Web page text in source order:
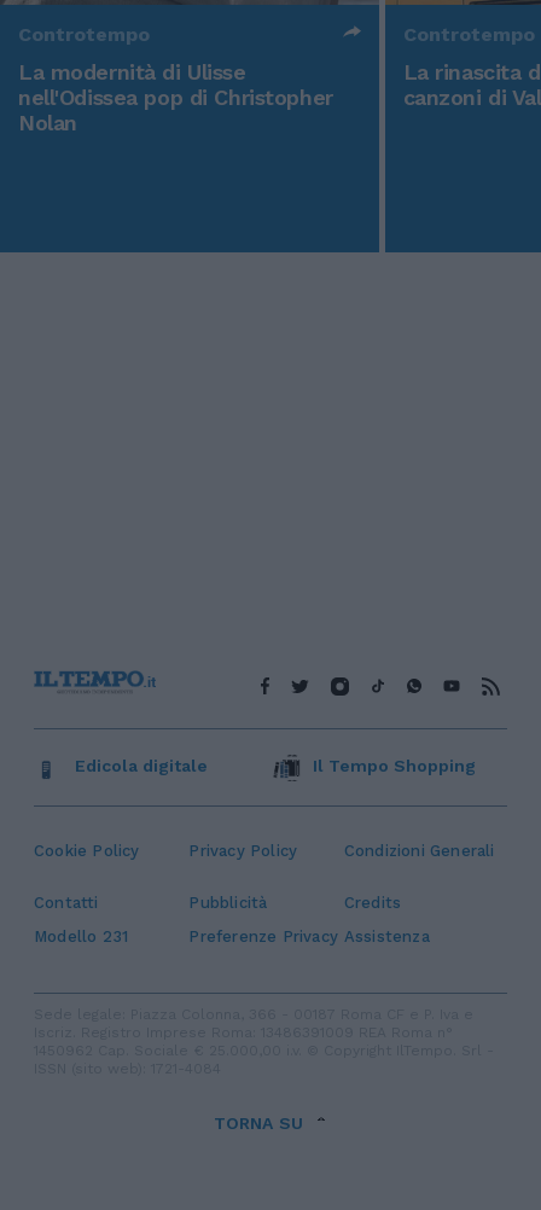
Controtempo
La modernità di Ulisse
nell'Odissea pop di Christopher
Nolan
Controtempo
La rinascita
canzoni di
Cookie Policy Privacy Policy Condizioni Generali
Contatti Pubblicità
Credits
Modello 231
Preferenze Privacy Assistenza
Edicola digitale Il Tempo Shopping
TORNA SU